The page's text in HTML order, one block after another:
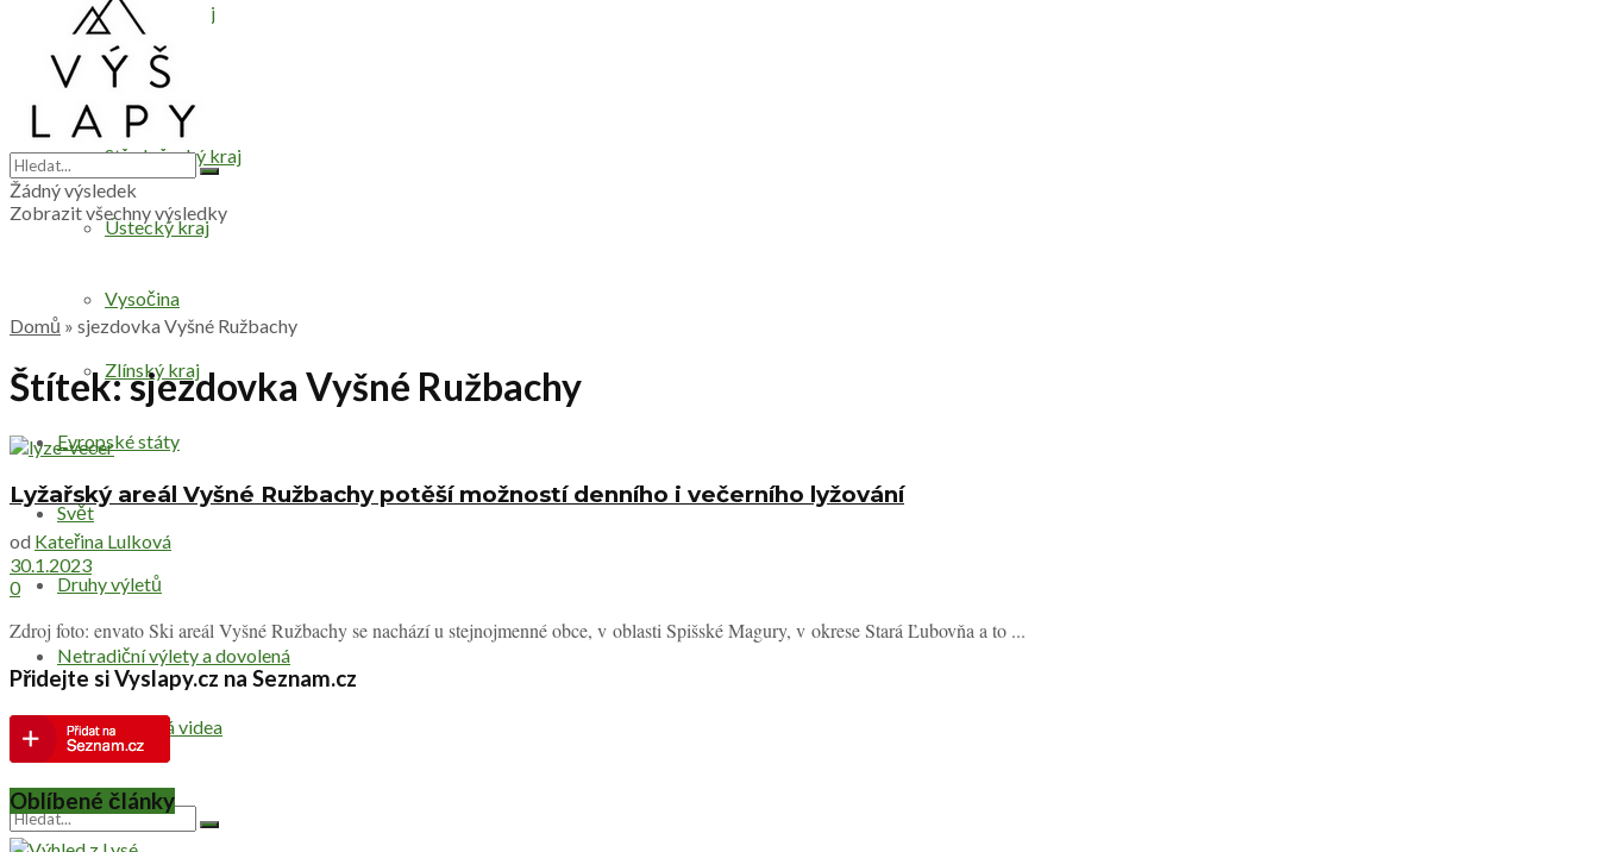
Plzeňský kraj
Praha
Středočeský kraj
Ústecký kraj
Vysočina
Zlínský kraj
Evropské státy
Svět
Druhy výletů
Netradiční výlety a dovolená
Cestovatelská videa
Žádný výsledek
Zobrazit všechny výsledky
Domů » sjezdovka Vyšné Ružbachy
Štítek:sjezdovka Vyšné Ružbachy
Lyžařský areál Vyšné Ružbachy potěší možností denního i večerního lyžování
od Kateřina Lulková
30.1.2023
0
Zdroj foto: envato Ski areál Vyšné Ružbachy se nachází u stejnojmenné obce, v oblasti Spišské Magury, v okrese Stará Ľubovňa a to ...
Přidejte si Vyslapy.cz na Seznam.cz
Oblíbené články